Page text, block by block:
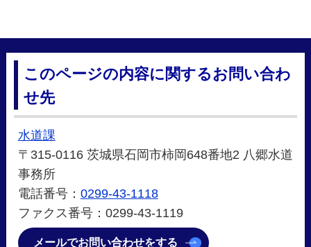
このページの内容に関するお問い合わ
せ先
水道課
〒315-0116 茨城県石岡市柿岡648番地2 八郷水道
事務所
電話番号： 0299-43-1118
ファクス番号：0299-43-1119
メールでお問い合わせをする